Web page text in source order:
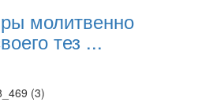
молитвенно
тез ...